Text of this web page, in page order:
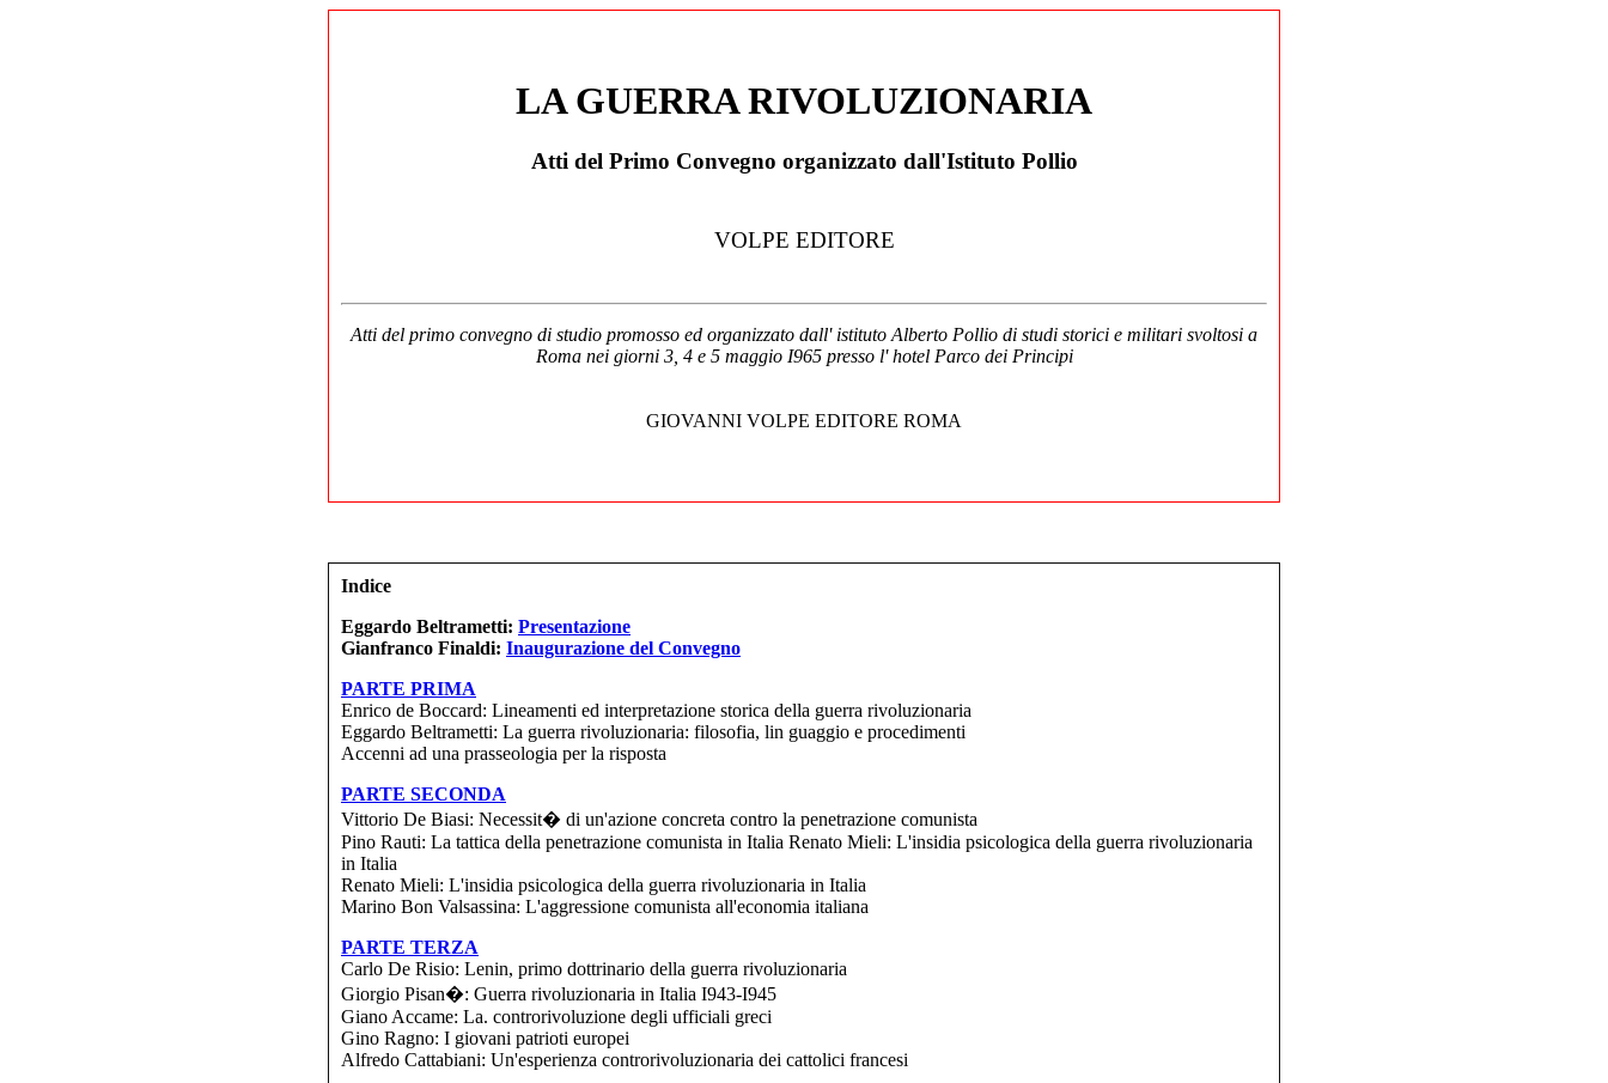
LA GUERRA RIVOLUZIONARIA
Atti del Primo Convegno organizzato dall'Istituto Pollio
VOLPE EDITORE
Atti del primo convegno di studio promosso ed organizzato dall' istituto Alberto Pollio di studi storici e militari svoltosi a
Roma nei giorni 3, 4 e 5 maggio I965 presso l' hotel Parco dei Principi
GIOVANNI VOLPE EDITORE ROMA
Indice
Eggardo Beltrametti: Presentazione
Gianfranco Finaldi: Inaugurazione del Convegno
PARTE PRIMA
Enrico de Boccard: Lineamenti ed interpretazione storica della guerra rivoluzionaria
Eggardo Beltrametti: La guerra rivoluzionaria: filosofia, lin guaggio e procedimenti
Accenni ad una prasseologia per la risposta
PARTE SECONDA
Vittorio De Biasi: Necessit� di un'azione concreta contro la penetrazione comunista
Pino Rauti: La tattica della penetrazione comunista in Italia Renato Mieli: L'insidia psicologica della guerra rivoluzionaria
in Italia
Renato Mieli: L'insidia psicologica della guerra rivoluzionaria in Italia
Marino Bon Valsassina: L'aggressione comunista all'economia italiana
PARTE TERZA
Carlo De Risio: Lenin, primo dottrinario della guerra rivoluzionaria
Giorgio Pisan�: Guerra rivoluzionaria in Italia I943-I945
Giano Accame: La. controrivoluzione degli ufficiali greci
Gino Ragno: I giovani patrioti europei
Alfredo Cattabiani: Un'esperienza controrivoluzionaria dei cattolici francesi